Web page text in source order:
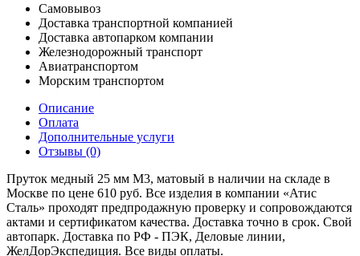
Самовывоз
Доставка транспортной компанией
Доставка автопарком компании
Железнодорожный транспорт
Авиатранспортом
Морским транспортом
Описание
Оплата
Дополнительные услуги
Отзывы (0)
Пруток медный 25 мм М3, матовый в наличии на складе в
Москве по цене 610 руб. Все изделия в компании «Атис
Сталь» проходят предпродажную проверку и сопровождаются
актами и сертификатом качества. Доставка точно в срок. Свой
автопарк. Доставка по РФ - ПЭК, Деловые линии,
ЖелДорЭкспедиция. Все виды оплаты.